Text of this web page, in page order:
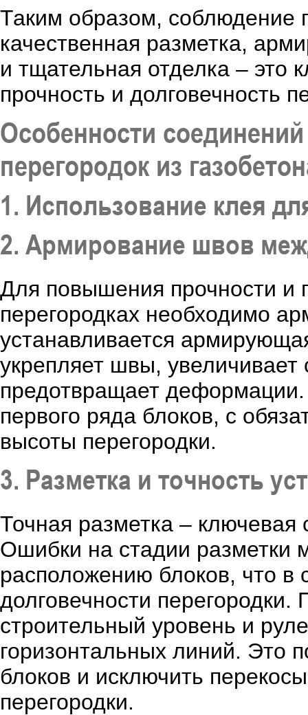
Таким образом, соблюдение
качественная разметка,
и тщательная отделка – это
прочность и долговечность
Особенности
перегородок из
1. Использование клея
2. Армирование швов
Для повышения прочности и
перегородках необходимо
устанавливается
укрепляет швы, увеличивает
предотвращает
первого ряда блоков, с
высоты перегородки.
3. Разметка и точность
Точная разметка –
Ошибки на стадии разметки
расположению блоков, что в
долговечности
строительный уровень и
горизонтальных линий. Это
блоков и исключить
перегородки.